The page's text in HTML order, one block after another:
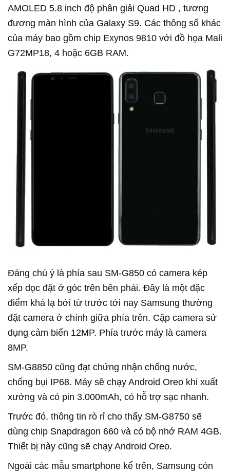
AMOLED 5.8 inch độ phân giải Quad HD , tương
đương màn hình của Galaxy S9. Các thông số khác
của máy bao gồm chip Exynos 9810 với đồ họa Mali
G72MP18, 4 hoặc 6GB RAM.
Đáng chú ý là phía sau SM-G850 có camera kép
xếp dọc đặt ở góc trên bên phải. Đây là một đặc
điểm khá lạ bởi từ trước tới nay Samsung thường
đặt camera ở chính giữa phía trên. Cặp camera sử
dụng cảm biến 12MP. Phía trước máy là camera
8MP.
SM-G8850 cũng đạt chứng nhận chống nước,
chống bụi IP68. Máy sẽ chạy Android Oreo khi xuất
xưởng và có pin 3.000mAh, có hỗ trợ sạc nhanh.
Trước đó, thông tin rò rỉ cho thấy SM-G8750 sẽ
dùng chip Snapdragon 660 và có bộ nhớ RAM 4GB.
Thiết bị này cũng sẽ chạy Android Oreo.
Ngoài các mẫu smartphone kể trên, Samsung còn